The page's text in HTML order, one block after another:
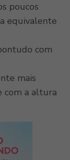
poucos
equivalente
com
mais
com a altura